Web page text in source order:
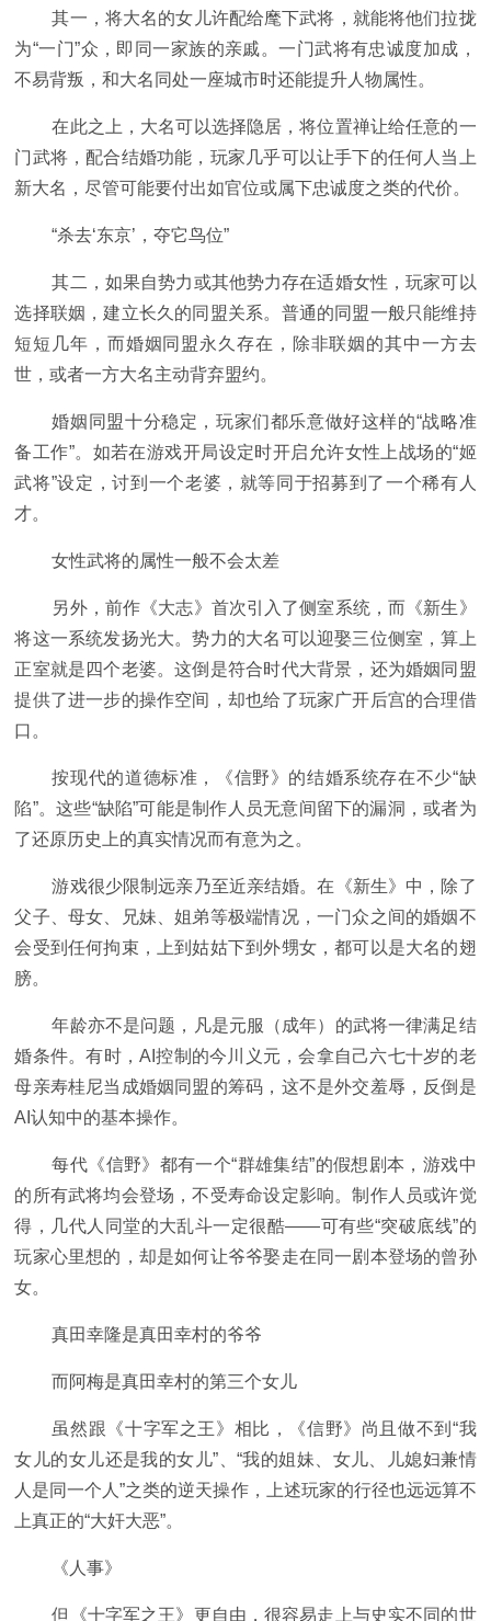
其一，将大名的女儿许配给麾下武将，就能将他们拉拢
为“一门”众，即同一家族的亲戚。一门武将有忠诚度加成，
不易背叛，和大名同处一座城市时还能提升人物属性。
在此之上，大名可以选择隐居，将位置禅让给任意的一
门武将，配合结婚功能，玩家几乎可以让手下的任何人当上
新大名，尽管可能要付出如官位或属下忠诚度之类的代价。
“杀去‘东京’，夺它鸟位”
其二，如果自势力或其他势力存在适婚女性，玩家可以
选择联姻，建立长久的同盟关系。普通的同盟一般只能维持
短短几年，而婚姻同盟永久存在，除非联姻的其中一方去
世，或者一方大名主动背弃盟约。
婚姻同盟十分稳定，玩家们都乐意做好这样的“战略准
备工作”。如若在游戏开局设定时开启允许女性上战场的“姬
武将”设定，讨到一个老婆，就等同于招募到了一个稀有人
才。
女性武将的属性一般不会太差
另外，前作《大志》首次引入了侧室系统，而《新生》
将这一系统发扬光大。势力的大名可以迎娶三位侧室，算上
正室就是四个老婆。这倒是符合时代大背景，还为婚姻同盟
提供了进一步的操作空间，却也给了玩家广开后宫的合理借
口。
按现代的道德标准，《信野》的结婚系统存在不少“缺
陷”。这些“缺陷”可能是制作人员无意间留下的漏洞，或者为
了还原历史上的真实情况而有意为之。
游戏很少限制远亲乃至近亲结婚。在《新生》中，除了
父子、母女、兄妹、姐弟等极端情况，一门众之间的婚姻不
会受到任何拘束，上到姑姑下到外甥女，都可以是大名的翅
膀。
年龄亦不是问题，凡是元服（成年）的武将一律满足结
婚条件。有时，AI控制的今川义元，会拿自己六七十岁的老
母亲寿桂尼当成婚姻同盟的筹码，这不是外交羞辱，反倒是
AI认知中的基本操作。
每代《信野》都有一个“群雄集结”的假想剧本，游戏中
的所有武将均会登场，不受寿命设定影响。制作人员或许觉
得，几代人同堂的大乱斗一定很酷——可有些“突破底线”的
玩家心里想的，却是如何让爷爷娶走在同一剧本登场的曾孙
女。
真田幸隆是真田幸村的爷爷
而阿梅是真田幸村的第三个女儿
虽然跟《十字军之王》相比，《信野》尚且做不到“我
女儿的女儿还是我的女儿”、“我的姐妹、女儿、儿媳妇兼情
人是同一个人”之类的逆天操作，上述玩家的行径也远远算不
上真正的“大奸大恶”。
《人事》
但《十字军之王》更自由，很容易走上与史实不同的世